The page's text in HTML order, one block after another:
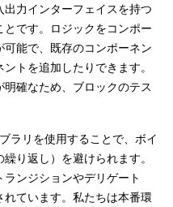
出力インターフェイスを持つ
です。ロジックをコンポー
能で、既存のコンポーネン
トを追加したりできます。
確なため、ブロックのテス
ラリを使用することで、ボイ
り返し）を避けられます。
ンジションやデリゲート
れています。私たちは本番環